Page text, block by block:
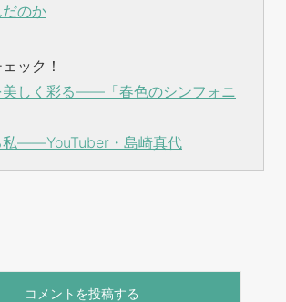
のか
ック！
美しく彩る——「春色のシンフォニ
私——YouTuber・島崎真代
コメントを投稿する